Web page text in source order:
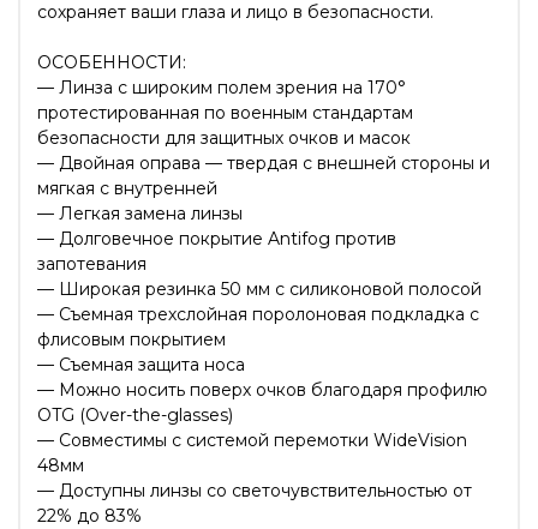
сохраняет ваши глаза и лицо в безопасности.
ОСОБЕННОСТИ:
— Линза с широким полем зрения на 170°
протестированная по военным стандартам
безопасности для защитных очков и масок
— Двойная оправа — твердая с внешней стороны и
мягкая с внутренней
— Легкая замена линзы
— Долговечное покрытие Antifog против
запотевания
— Широкая резинка 50 мм с силиконовой полосой
— Съемная трехслойная поролоновая подкладка с
флисовым покрытием
— Съемная защита носа
— Можно носить поверх очков благодаря профилю
OTG (Over-the-glasses)
— Совместимы с системой перемотки WideVision
48мм
— Доступны линзы со светочувствительностью от
22% до 83%